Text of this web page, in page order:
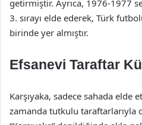
getirmiştir. Ayrıca, 1976-1977
3. sırayı elde ederek, Türk
birinde yer almıştır.
Efsanevi Taraftar
Karşıyaka, sadece sahada elde
zamanda tutkulu taraftarlarıyla